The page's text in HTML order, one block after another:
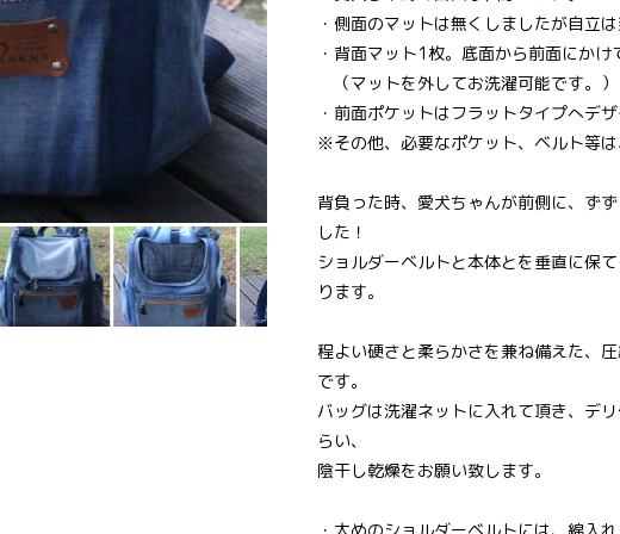
・側面のマットは無くしましたが自立は
・背面マット1枚。底面から前面にかけ
（マットを外してお洗濯可能です。）
・前面ポケットはフラットタイプへデザ
※その他、必要なポケット、ベルト等は
背負った時、愛犬ちゃんが前側に、ず
した！
ショルダーベルトと本体とを垂直に保
ります。
程よい硬さと柔らかさを兼ね備えた、
です。
バッグは洗濯ネットに入れて頂き、デ
らい、
陰干し乾燥をお願い致します。